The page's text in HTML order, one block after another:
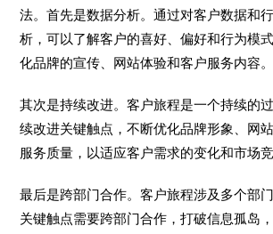
法。首先是数据分析。通过对客户数据和
析，可以了解客户的喜好、偏好和行为模
化品牌的宣传、网站体验和客户服务内容。
其次是持续改进。客户旅程是一个持续的
续改进关键触点，不断优化品牌形象、网
服务质量，以适应客户需求的变化和市场竞
最后是跨部门合作。客户旅程涉及多个部
关键触点需要跨部门合作，打破信息孤岛